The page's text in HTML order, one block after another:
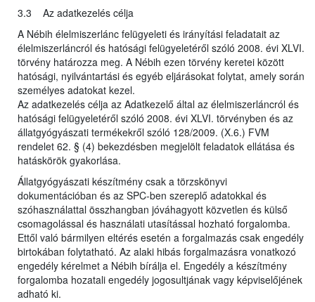
3.3 Az adatkezelés célja
A Nébih élelmiszerlánc felügyeleti és irányítási feladatait az
élelmiszerláncról és hatósági felügyeletéről szóló 2008. évi XLVI.
törvény határozza meg. A Nébih ezen törvény keretei között
hatósági, nyilvántartási és egyéb eljárásokat folytat, amely során
személyes adatokat kezel.
Az adatkezelés célja az Adatkezelő által az élelmiszerláncról és
hatósági felügyeletéről szóló 2008. évi XLVI. törvényben és az
állatgyógyászati termékekről szóló 128/2009. (X.6.) FVM
rendelet 62. § (4) bekezdésben megjelölt feladatok ellátása és
hatáskörök gyakorlása.
Állatgyógyászati készítmény csak a törzskönyvi
dokumentációban és az SPC-ben szereplő adatokkal és
szóhasználattal összhangban jóváhagyott közvetlen és külső
csomagolással és használati utasítással hozható forgalomba.
Ettől való bármilyen eltérés esetén a forgalmazás csak engedély
birtokában folytatható. Az alaki hibás forgalmazásra vonatkozó
engedély kérelmet a Nébih bírálja el. Engedély a készítmény
forgalomba hozatali engedély jogosultjának vagy képviselőjének
adható ki.